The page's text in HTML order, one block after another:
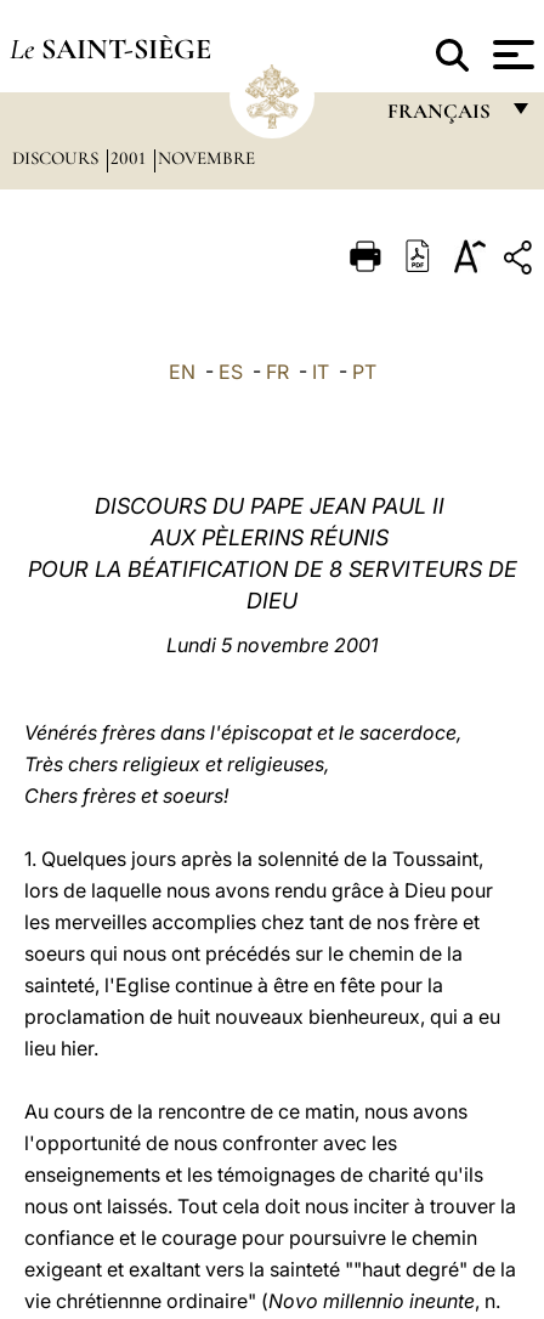
Le SAINT-SIÈGE
FRANÇAIS
ITALIANO
中文
LATINE
DISCOURS 2001 NOVEMBRE
EN - ES- FR- IT- PT
DISCOURS DU PAPE JEAN PAUL II
AUX PÈLERINS RÉUNIS
POUR LA BÉATIFICATION DE 8 SERVITEURS DE
DIEU
Lundi 5 novembre 2001
Vénérés frères dans l'épiscopat et le sacerdoce,
Très chers religieux et religieuses,
Chers frères et soeurs!
1. Quelques jours après la solennité de la Toussaint,
lors de laquelle nous avons rendu grâce à Dieu pour
les merveilles accomplies chez tant de nos frère et
soeurs qui nous ont précédés sur le chemin de la
sainteté, l'Eglise continue à être en fête pour la
proclamation de huit nouveaux bienheureux, qui a eu
lieu hier.
Au cours de la rencontre de ce matin, nous avons
l'opportunité de nous confronter avec les
enseignements et les témoignages de charité qu'ils
nous ont laissés. Tout cela doit nous inciter à trouver la
confiance et le courage pour poursuivre le chemin
exigeant et exaltant vers la sainteté ""haut degré" de la
vie chrétiennne ordinaire" (Novo millennio ineunte, n.